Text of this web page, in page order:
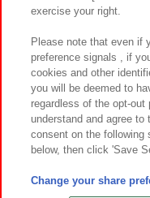
お取引先さまとと
カスタマーハラスメント対
©Bandai
exercise your right.
Please note that even if
preference signals , if
cookies and other
you will be deemed to
regardless of the opt-
understand and agree
consent on the following
below, then click 'Save
Change your share